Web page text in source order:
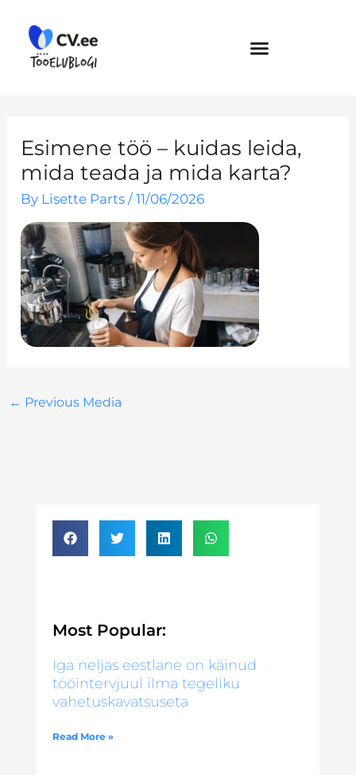
content
Esimene töö – kuidas leida,
mida teada ja mida karta?
By Lisette Parts/11/06/2026
← Previous Media
Most Popular:
Iga neljas eestlane on käinud
tööintervjuul ilma tegeliku
vahetuskavatsuseta
Read More »